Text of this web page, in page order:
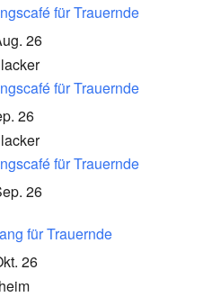
für Trauernde
26
für Trauernde
26
für Trauernde
26
für Trauernde
26